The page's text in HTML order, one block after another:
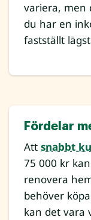
variera, men
du har en
fastställt
Fördelar
Att snabbt
75 000 kr
renovera
behöver
kan det vara